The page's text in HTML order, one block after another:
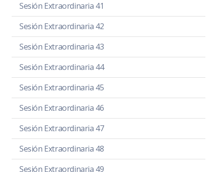
Sesión Extraordinaria 41
Sesión Extraordinaria 42
Sesión Extraordinaria 43
Sesión Extraordinaria 44
Sesión Extraordinaria 45
Sesión Extraordinaria 46
Sesión Extraordinaria 47
Sesión Extraordinaria 48
Sesión Extraordinaria 49